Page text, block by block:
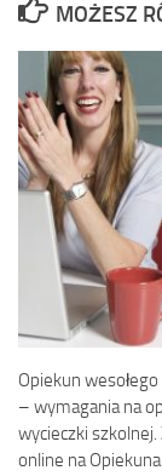
MOŻESZ
Opiekun
– wymagania na
wycieczki
online na